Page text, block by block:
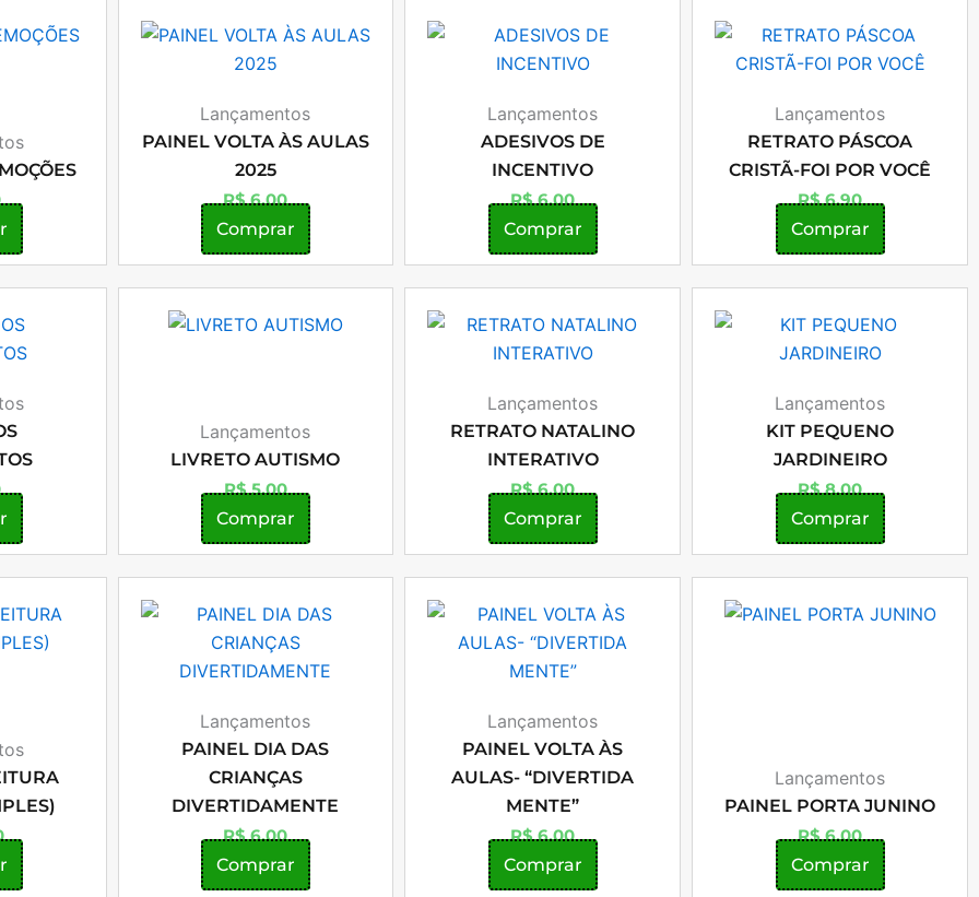
Lançamentos
PAINEL VOLTA ÀS AULAS
2025
R$6,00
Comprar
Lançamentos
ADESIVOS DE
INCENTIVO
R$6,00
Comprar
Lançamentos
RETRATO PÁSCOA
CRISTÃ-FOI POR VOCÊ
R$6,90
Comprar
Lançamentos
LIVRETO AUTISMO
R$5,00
Comprar
Lançamentos
RETRATO NATALINO
INTERATIVO
R$6,00
Comprar
Lançamentos
KIT PEQUENO
JARDINEIRO
R$8,00
Comprar
Lançamentos
PAINEL DIA DAS
CRIANÇAS
DIVERTIDAMENTE
R$6,00
Comprar
Lançamentos
PAINEL VOLTA ÀS
AULAS- “DIVERTIDA
MENTE”
R$6,00
Comprar
Lançamentos
PAINEL PORTA JUNINO
R$6,00
Comprar